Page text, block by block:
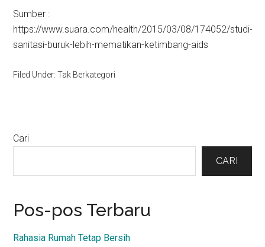
Sumber :
https://www.suara.com/health/2015/03/08/174052/studi-
sanitasi-buruk-lebih-mematikan-ketimbang-aids
Filed Under: Tak Berkategori
Primary
Cari
CARI
Pos-pos Terbaru
Rahasia Rumah Tetap Bersih